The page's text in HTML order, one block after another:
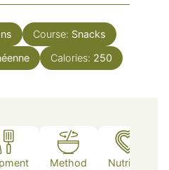
Course: Snacks
Calories: 250
Method Nutrition